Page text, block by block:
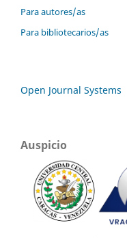
Para autores/as
Para bibliotecarios/as
Open Journal Systems
Auspicio